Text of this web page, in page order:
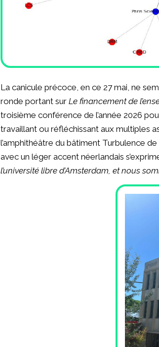
La canicule précoce, en ce 27 mai, ne
ronde portant sur Le financement de
troisième conférence de l’année 2026
travaillant ou réfléchissant aux multiples
l’amphithéâtre du bâtiment Turbulence
avec un léger accent néerlandais
l’université libre d’Amsterdam, et nous